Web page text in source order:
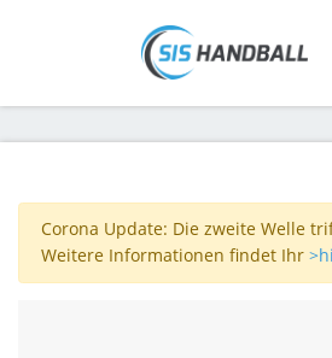
Corona Update: Die zweite Welle
Weitere Informationen findet Ihr